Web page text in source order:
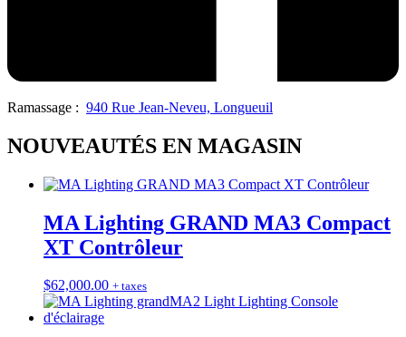
Ramassage : 940 Rue Jean-Neveu, Longueuil
NOUVEAUTÉS EN MAGASIN
MA Lighting GRAND MA3 Compact
XT Contrôleur
$62,000.00 + taxes